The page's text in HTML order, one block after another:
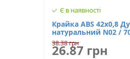
Є в наявності
Крайка ABS 42х0,8
натуральний N02 /
38.38 грн
26.87 грн